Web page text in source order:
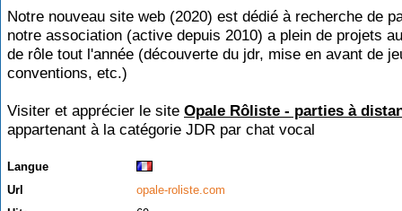
Notre nouveau site web (2020) est dédié à recherche de
notre association (active depuis 2010) a plein de projets
de rôle tout l'année (découverte du jdr, mise en avant de
conventions, etc.)
Visiter et apprécier le site Opale Rôliste - parties à
appartenant à la catégorie JDR par chat vocal
Langue
Url
opale-roliste.com